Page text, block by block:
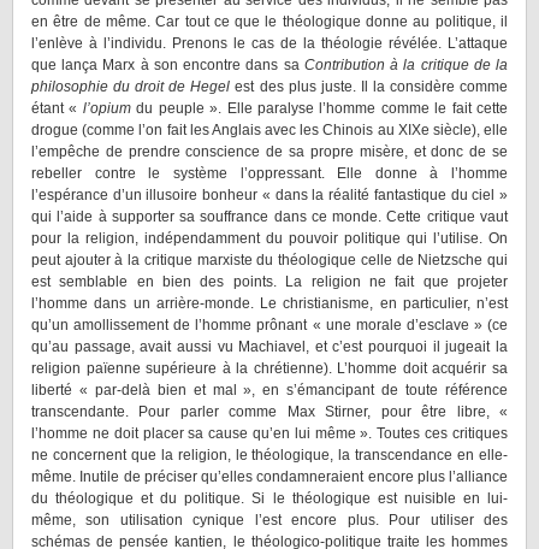
en être de même. Car tout ce que le théologique donne au politique, il
l’enlève à l’individu. Prenons le cas de la théologie révélée. L’attaque
que lança Marx à son encontre dans sa Contribution à la critique de la
philosophie du droit de Hegel est des plus juste. Il la considère comme
étant « l’opiumdu peuple ». Elle paralyse l’homme comme le fait cette
drogue (comme l’on fait les Anglais avec les Chinois au XIXe siècle), elle
l’empêche de prendre conscience de sa propre misère, et donc de se
rebeller contre le système l’oppressant. Elle donne à l’homme
l’espérance d’un illusoire bonheur « dans la réalité fantastique du ciel »
qui l’aide à supporter sa souffrance dans ce monde. Cette critique vaut
pour la religion, indépendamment du pouvoir politique qui l’utilise. On
peut ajouter à la critique marxiste du théologique celle de Nietzsche qui
est semblable en bien des points. La religion ne fait que projeter
l’homme dans un arrière-monde. Le christianisme, en particulier, n’est
qu’un amollissement de l’homme prônant « une morale d’esclave » (ce
qu’au passage, avait aussi vu Machiavel, et c’est pourquoi il jugeait la
religion païenne supérieure à la chrétienne). L’homme doit acquérir sa
liberté « par-delà bien et mal », en s’émancipant de toute référence
transcendante. Pour parler comme Max Stirner, pour être libre, «
l’homme ne doit placer sa cause qu’en lui même ». Toutes ces critiques
ne concernent que la religion, le théologique, la transcendance en elle-
même. Inutile de préciser qu’elles condamneraient encore plus l’alliance
du théologique et du politique. Si le théologique est nuisible en lui-
même, son utilisation cynique l’est encore plus. Pour utiliser des
schémas de pensée kantien, le théologico-politique traite les hommes